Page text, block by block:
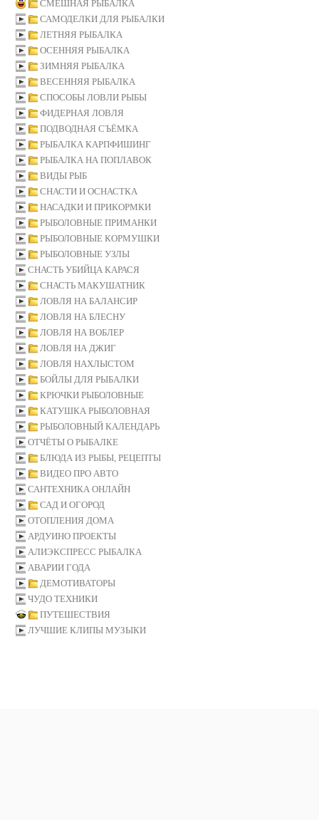
СМЕШНАЯ РЫБАЛКА
САМОДЕЛКИ ДЛЯ РЫБАЛКИ
ЛЕТНЯЯ РЫБАЛКА
ОСЕННЯЯ РЫБАЛКА
ЗИМНЯЯ РЫБАЛКА
ВЕСЕННЯЯ РЫБАЛКА
СПОСОБЫ ЛОВЛИ РЫБЫ
ФИДЕРНАЯ ЛОВЛЯ
ПОДВОДНАЯ СЪЁМКА
РЫБАЛКА КАРПФИШИНГ
РЫБАЛКА НА ПОПЛАВОК
ВИДЫ РЫБ
СНАСТИ И ОСНАСТКА
НАСАДКИ И ПРИКОРМКИ
РЫБОЛОВНЫЕ ПРИМАНКИ
РЫБОЛОВНЫЕ КОРМУШКИ
РЫБОЛОВНЫЕ УЗЛЫ
СНАСТЬ УБИЙЦА КАРАСЯ
СНАСТЬ МАКУШАТНИК
ЛОВЛЯ НА БАЛАНСИР
ЛОВЛЯ НА БЛЕСНУ
ЛОВЛЯ НА ВОБЛЕР
ЛОВЛЯ НА ДЖИГ
ЛОВЛЯ НАХЛЫСТОМ
БОЙЛЫ ДЛЯ РЫБАЛКИ
КРЮЧКИ РЫБОЛОВНЫЕ
КАТУШКА РЫБОЛОВНАЯ
РЫБОЛОВНЫЙ КАЛЕНДАРЬ
ОТЧЁТЫ О РЫБАЛКЕ
БЛЮДА ИЗ РЫБЫ, РЕЦЕПТЫ
ВИДЕО ПРО АВТО
САНТЕХНИКА ОНЛАЙН
САД И ОГОРОД
ОТОПЛЕНИЯ ДОМА
АРДУИНО ПРОЕКТЫ
АЛИЭКСПРЕСС РЫБАЛКА
АВАРИИ ГОДА
ДЕМОТИВАТОРЫ
ЧУДО ТЕХНИКИ
ПУТЕШЕСТВИЯ
ЛУЧШИЕ КЛИПЫ МУЗЫКИ